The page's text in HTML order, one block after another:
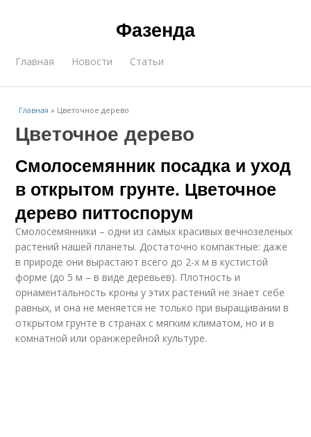
Фазенда
Главная Новости Статьи
Главная » Цветочное дерево
Цветочное дерево
Смолосемянник посадка и уход
в открытом грунте. Цветочное
дерево питтоспорум
Смолосемянники – одни из самых красивых вечнозеленых
растений нашей планеты. Достаточно компактные: даже
в природе они вырастают всего до 2-х м в кустистой
форме (до 5 м – в виде деревьев). Плотность и
орнаментальность кроны у этих растений не знает себе
равных, и она не меняется не только при выращивании в
открытом грунте в странах с мягким климатом, но и в
комнатной или оранжерейной культуре.